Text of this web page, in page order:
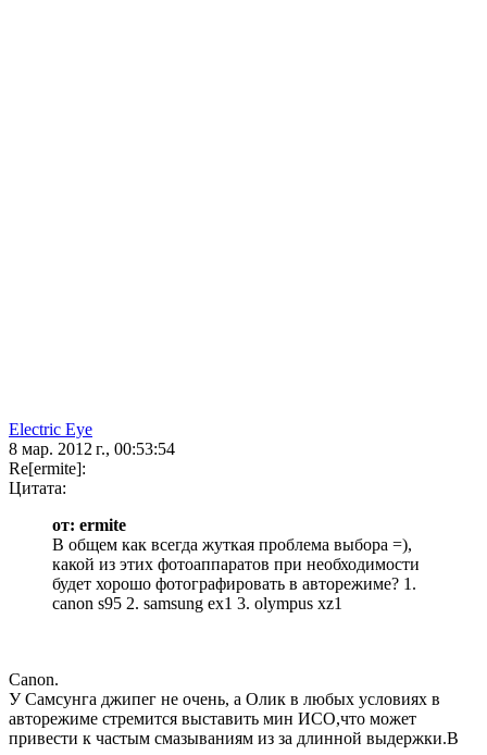
Electric Eye
8 мар. 2012 г., 00:53:54
Re[ermite]:
Цитата:
от: ermite
В общем как всегда жуткая проблема выбора =),
какой из этих фотоаппаратов при необходимости
будет хорошо фотографировать в авторежиме? 1.
canon s95 2. samsung ex1 3. olympus xz1
Canon.
У Самсунга джипег не очень, а Олик в любых условиях в
авторежиме стремится выставить мин ИСО,что может
привести к частым смазываниям из за длинной выдержки.В